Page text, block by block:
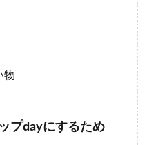
物
プdayにするため